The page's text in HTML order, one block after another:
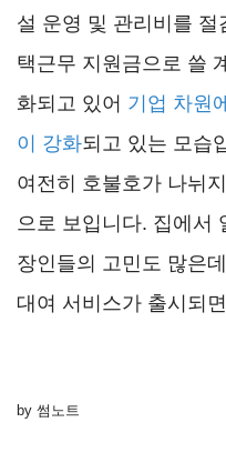
설 운영 및 관리비를
택근무 지원금으로 쓸
화되고 있어 기업 차원
이 강화되고 있는 모습
여전히 호불호가 나뉘
으로 보입니다. 집에서
장인들의 고민도 많은
대여 서비스가 출시되
by 썸노트